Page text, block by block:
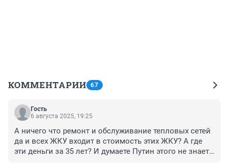
КОММЕНТАРИИ 67
Гость
6 августа 2025, 19:25
А ничего что ремонт и обслуживание тепловых сетей
да и всех ЖКУ входит в стоимость этих ЖКУ? А где
эти деньги за 35 лет? И думаете Путин этого не знает?